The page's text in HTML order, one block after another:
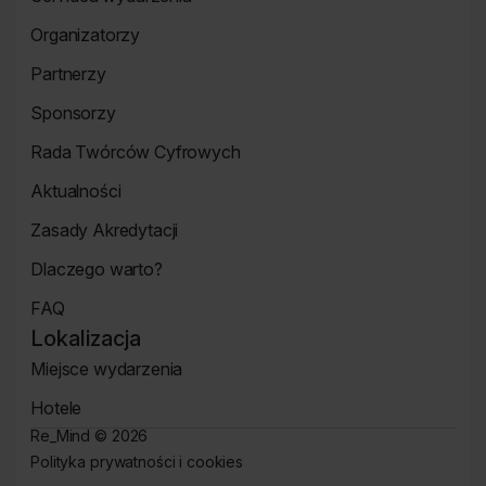
o
Organizatorzy
Organizatorzy
Partnerzy
Partnerzy
Sponsorzy
Sponsorzy
Rada Twórców Cyfrowych
Twórców
Re_Mind
Aktualności
Zasady Akredytacji
Akredytacji
Dlaczego warto?
Dlaczego
warto?
FAQ
Strona
FAQ
Lokalizacja
Miejsce wydarzenia
Lokalizacja
Hotele
Hotele
Re_Mind © 2026
Polityka prywatności i cookies